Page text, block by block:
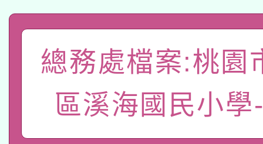
暨閱讀推動專業研習
科技賦能─人工智慧
礎課程
「數位內容與教學軟體
pilot」
有關大陸委員會函釋公
薪期間赴陸應申請許可
總務處檔案:桃園
區溪海國民小學